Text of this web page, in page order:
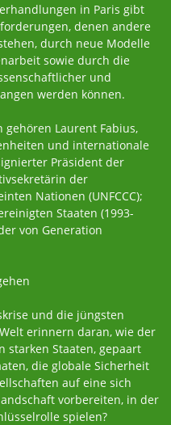
in Paris gibt
denen andere
durch neue Modelle
sowie durch die
und
werden können.
Laurent Fabius,
und internationale
Präsident der
der
Nationen (UNFCCC);
Staaten (1993-
von Generation
und die jüngsten
erinnern daran, wie der
starken Staaten, gepaart
die globale Sicherheit
auf eine sich
vorbereiten, in der
spielen?